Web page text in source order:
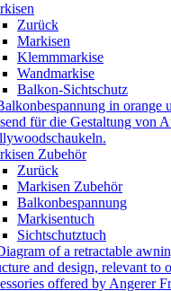
Zurück
Markisen
Klemmmarkise
Wandmarkise
Balkon-Sichtschutz
Zubehör
Zurück
Markisen Zubehör
Balkonbespannung
Markisentuch
Sichtschutztuch